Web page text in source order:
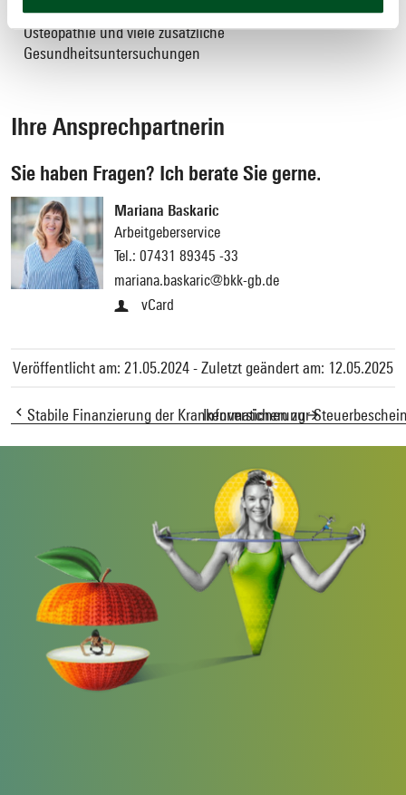
mit Kostenerstattung für professionelle Zahnreinigung,
Osteopathie und viele zusätzliche
Gesundheitsuntersuchungen
Ihre Ansprechpartnerin
Sie haben Fragen? Ich berate Sie gerne.
Mariana Baskaric
Arbeitgeberservice
Tel.: 07431 89345 -33
mariana.baskaric@bkk-gb.de
vCard
Veröffentlicht am: 21.05.2024 - Zuletzt geändert am: 12.05.2025
Stabile Finanzierung der Krankenversicherung
Informationen zur